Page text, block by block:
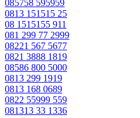
085758 595959
0813 151515 25
08 1515155 911
081 299 77 2999
08221 567 5677
0821 3888 1819
08586 800 5000
0813 299 1919
0813 168 0689
0822 55999 559
081313 33 1336